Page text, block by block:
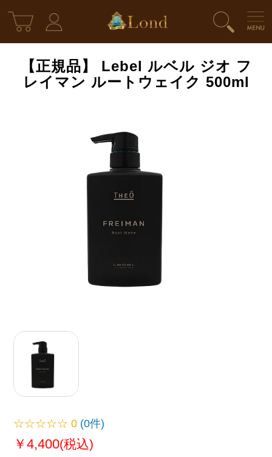
【正規品】 Lebel ルベル ジオ フ
レイマン ルートウェイク 500ml
☆☆☆☆☆0 (0件)
￥4,400(税込)